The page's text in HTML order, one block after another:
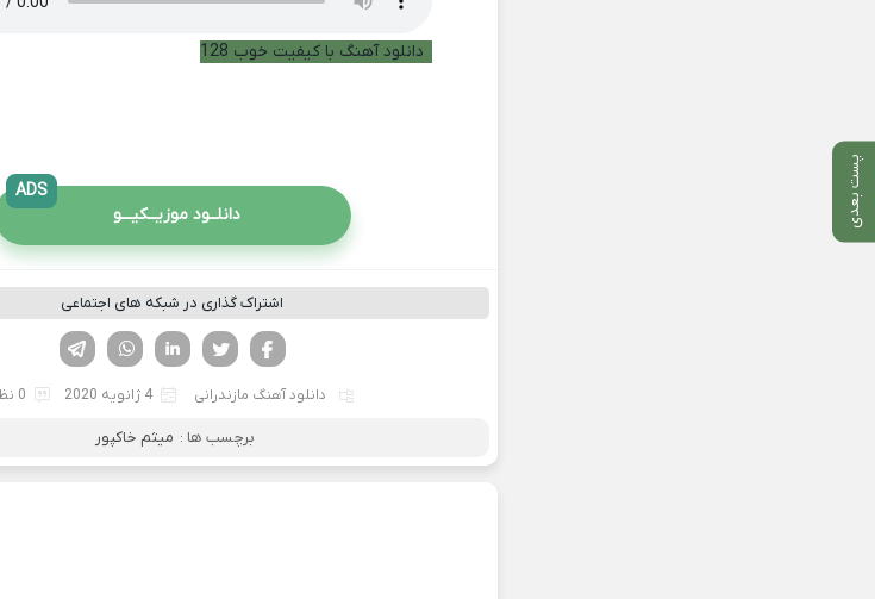
پست بعدی
دانلود آهنگ با کیفیت خوب 128
دانلــود موزیــکیـــو
ADS
اشتراک گذاری در شبکه های اجتماعی
لینکدین تویتر
فیسوک
دانلود آهنگ مازندرانی 4 ژانویه 2020 0 نظر
برچسب ها : میثم خاکپور